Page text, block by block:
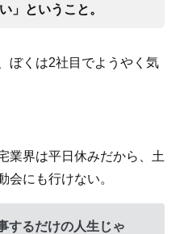
」ということ。
ぼくは2社目でようやく気
業界は平日休みだから、土
会にも行けない。
するだけの人生じゃ